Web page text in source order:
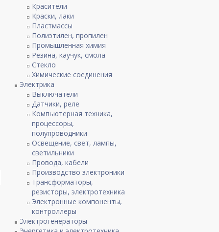
Красители
Краски, лаки
Пластмассы
Полиэтилен, пропилен
Промышленная химия
Резина, каучук, смола
Стекло
Химические соединения
Электрика
Выключатели
Датчики, реле
Компьютерная техника,
процессоры,
полупроводники
Освещение, свет, лампы,
светильники
Провода, кабели
Производство электроники
Трансформаторы,
резисторы, электротехника
Электронные компоненты,
контроллеры
Электрогенераторы